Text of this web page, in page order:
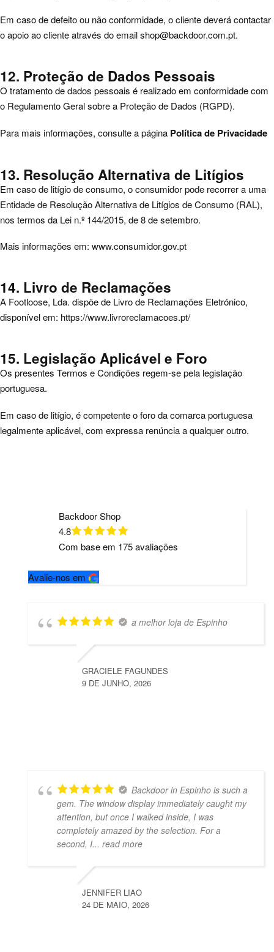
Em caso de defeito ou não conformidade, o cliente deverá contactar
o apoio ao cliente através do emailshop@backdoor.com.pt.
12. Proteção de Dados Pessoais
O tratamento de dados pessoais é realizado em conformidade com
o Regulamento Geral sobre a Proteção de Dados (RGPD).
Para mais informações, consulte a página Política de Privacidade
13. Resolução Alternativa de Litígios
Em caso de litígio de consumo, o consumidor pode recorrer a uma
Entidade de Resolução Alternativa de Litígios de Consumo (RAL),
nos termos da Lei n.º 144/2015, de 8 de setembro.
Mais informações em: www.consumidor.gov.pt
14. Livro de Reclamações
A Footloose, Lda. dispõe de Livro de Reclamações Eletrónico,
disponível em: https://www.livroreclamacoes.pt/
15. Legislação Aplicável e Foro
Os presentes Termos e Condições regem-se pela legislação
portuguesa.
Em caso de litígio, é competente o foro da comarca portuguesa
legalmente aplicável, com expressa renúncia a qualquer outro.
Backdoor Shop
4.8
Com base em 175avaliações
Avalie-nos em
a melhor loja de Espinho
GRACIELE FAGUNDES
9 DE JUNHO, 2026
Backdoor in Espinho is such a
gem. The window display immediately caught my
attention, but once I walked inside, I was
completely amazed by the selection. For a
second, I... read more
JENNIFER LIAO
24 DE MAIO, 2026